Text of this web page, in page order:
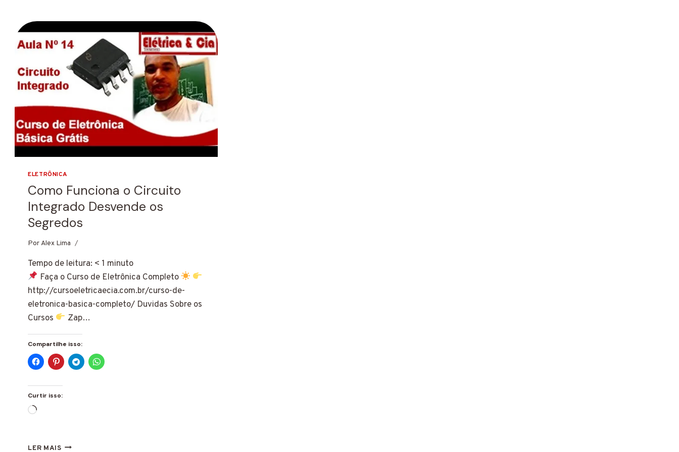
ELETRÔNICA
Como Funciona o Circuito
Integrado Desvende os
Segredos
PorAlex Lima
17 de fevereiro de 2024
Tempo de leitura: < 1 minuto
Faça o Curso de Eletrônica Completo
http://cursoeletricaecia.com.br/curso-de-
eletronica-basica-completo/ Duvidas Sobre os
Cursos
Zap…
Compartilhe isso:
Curtir isso:
Carregando...
LER MAISCOMO